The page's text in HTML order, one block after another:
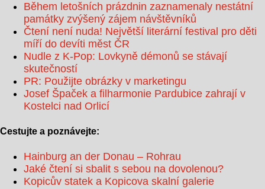
Během letošních prázdnin zaznamenaly nestátní
památky zvýšený zájem návštěvníků
Čtení není nuda! Největší literární festival pro děti
míří do devíti měst ČR
Nudle z K-Pop: Lovkyně démonů se stávají
skutečností
PR: Použijte obrázky v marketingu
Josef Špaček a filharmonie Pardubice zahrají v
Kostelci nad Orlicí
Cestujte a poznávejte:
Hainburg an der Donau – Rohrau
Jaké čtení si sbalit s sebou na dovolenou?
Kopicův statek a Kopicova skalní galerie